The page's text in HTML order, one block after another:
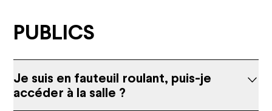
PUBLICS
Je suis en fauteuil roulant, puis-je
accéder à la salle ?
Environmental responsibility
Apprentice Training Centre
News